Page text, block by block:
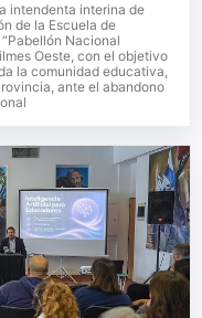
intendenta interina de
de la Escuela de
Nacional
Oeste, con el objetivo
la comunidad educativa,
ante el abandono